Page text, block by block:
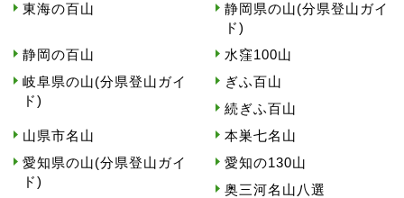
東海の百山
静岡県の山(分県登山ガイ
ド)
静岡の百山
水窪100山
岐阜県の山(分県登山ガイ
ド)
ぎふ百山
続ぎふ百山
山県市名山
本巣七名山
愛知県の山(分県登山ガイ
ド)
愛知の130山
奥三河名山八選